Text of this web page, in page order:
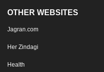
OTHER WEBSITES
Jagran.com
Her Zindagi
Health